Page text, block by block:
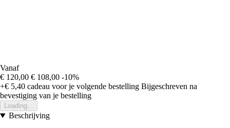
Vanaf
€ 120,00 € 108,00 -10%
+€ 5,40 cadeau voor je volgende bestelling Bijgeschreven na
bevestiging van je bestelling
Loading...
Beschrijving